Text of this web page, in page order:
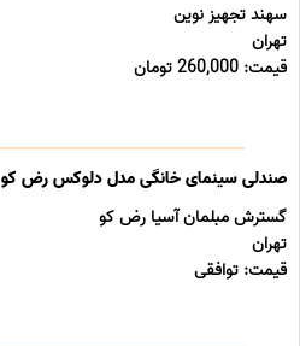
سهند تجهیز نوین
تهران
قیمت: 260,000 تومان
صندلی سینمای خانگی مدل دلوکس رض کو
گسترش مبلمان آسیا رض کو
تهران
قیمت: توافقی